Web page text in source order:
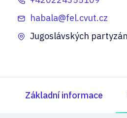
habala@fel.cvut.cz
Jugoslávských
Základní informace